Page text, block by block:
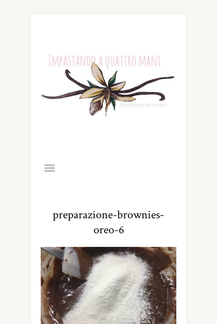
preparazione-brownies-
oreo-6